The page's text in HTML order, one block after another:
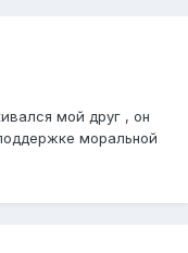
мой друг , он
моральной